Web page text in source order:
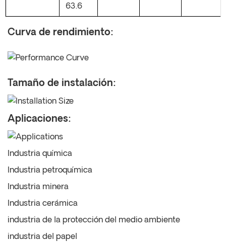
63.6
Curva de rendimiento:
Tamaño de instalación:
Aplicaciones:
Industria química
Industria petroquímica
Industria minera
Industria cerámica
industria de la protección del medio ambiente
industria del papel